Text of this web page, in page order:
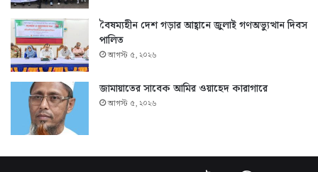
বৈষম্যহীন দেশ গড়ার আহ্বানে জুলাই গণঅভ্যুত্থান দিবস
পালিত
আগস্ট ৫, ২০২৬
জামায়াতের সাবেক আমির ওয়াহেদ কারাগারে
আগস্ট ৫, ২০২৬